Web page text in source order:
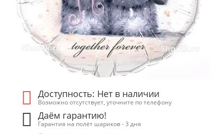
Доступность: Нет в наличии
Возможно отсутствует, уточните по телефону
Даём гарантию!
Гарантия на полёт шариков - 3 дня